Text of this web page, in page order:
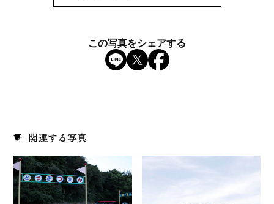
この写真をシェアする
関連する写真